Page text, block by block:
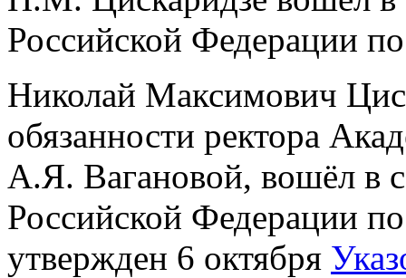
Российской Федерации по
Николай Максимович
обязанности ректора
А.Я. Вагановой, вошёл в
Российской Федерации
утвержден 6 октября